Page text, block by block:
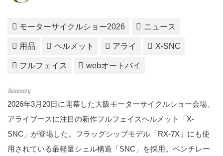
モーターサイクルショー2026 ニュース
用品 ヘルメット アライ X-SNC
フルフェイス webオートバイ
2026年3月20日に開幕した大阪モーターサイクルショー会場、
アライブースに注目の新作フルフェイスヘルメット「X-
SNC」が登場した。フラッグシップモデル「RX-7X」にも使
用されている最軽量シェル構造「SNC」を採用。ベンチレー